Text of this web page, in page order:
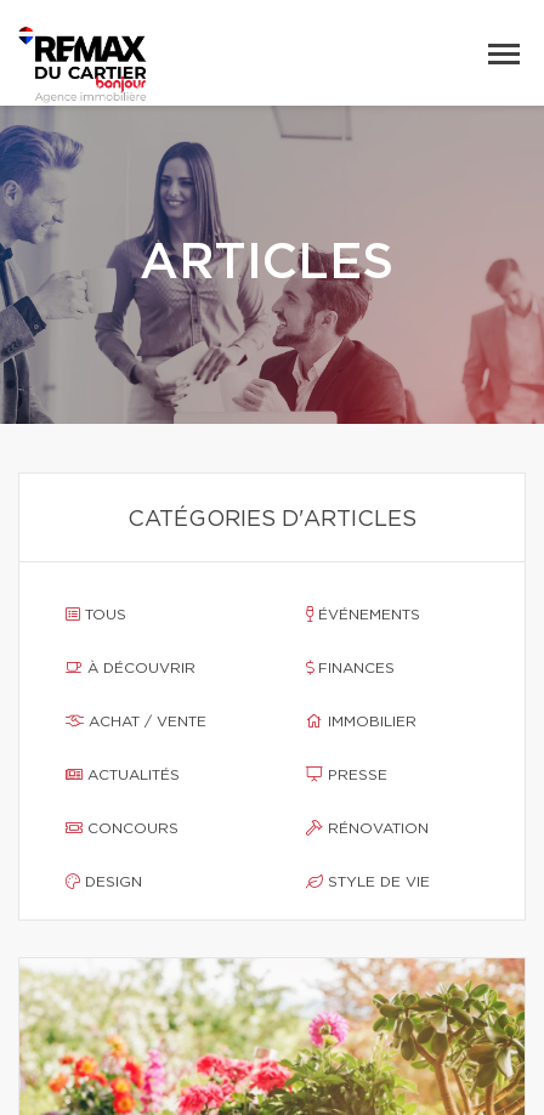
ARTICLES
CATÉGORIES D'ARTICLES
TOUS
À DÉCOUVRIR
ACHAT / VENTE
ACTUALITÉS
CONCOURS
DESIGN
ÉVÉNEMENTS
FINANCES
IMMOBILIER
PRESSE
RÉNOVATION
STYLE DE VIE